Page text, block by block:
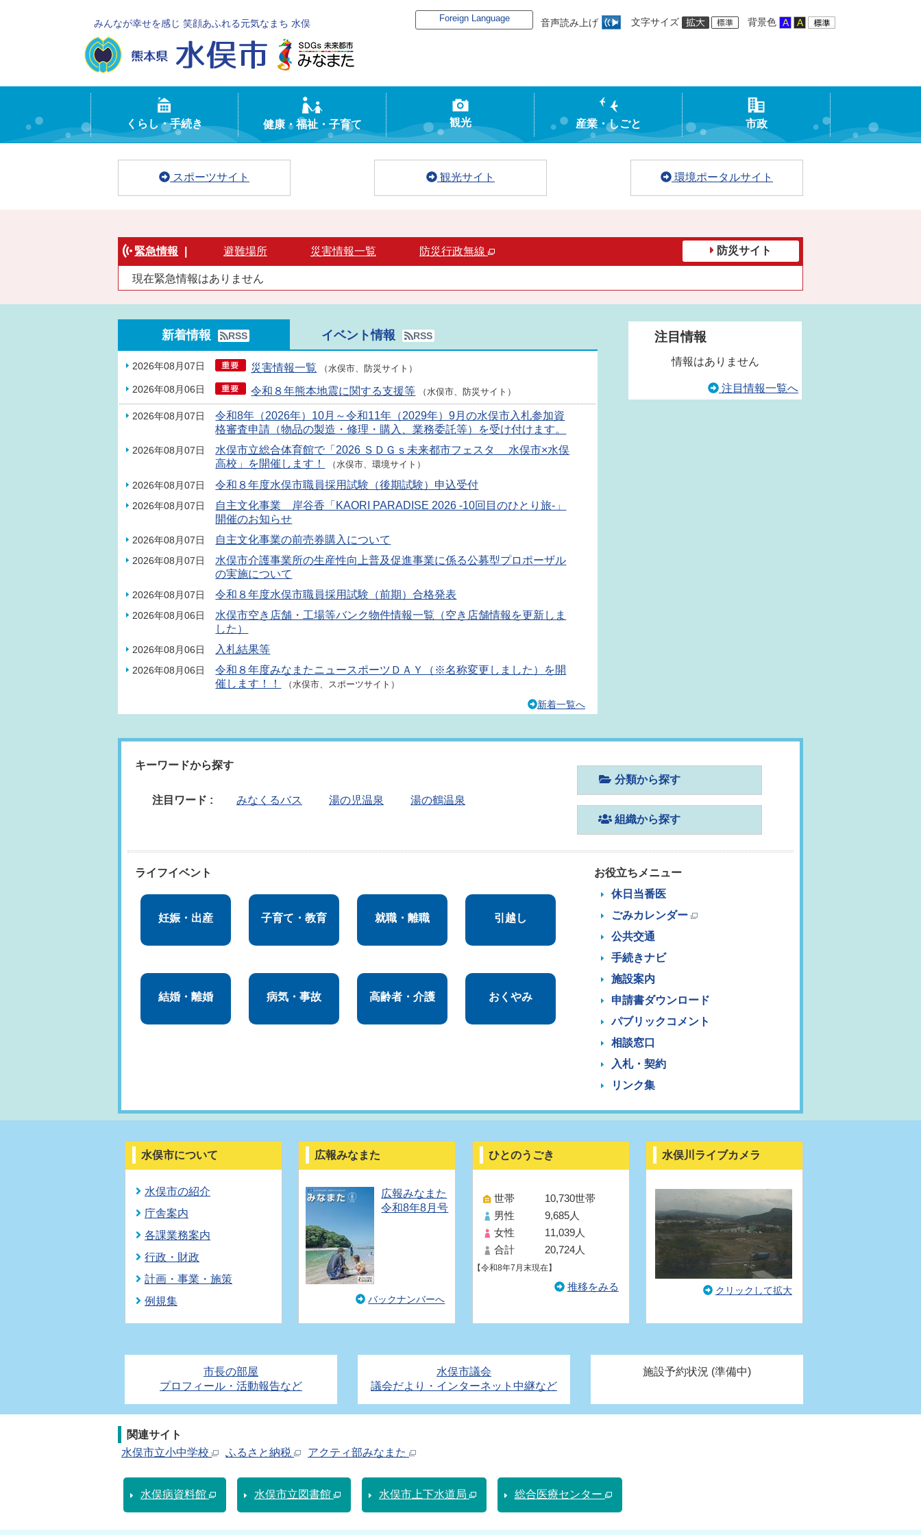
みんなが幸せを感じ 笑顔あふれる元気なまち 水俣 音声読み上げ 文字サイズ 背景色
Foreign Language
くらし・手続き 健康・福祉・子育て 観光 産業・しごと 市政
スポーツサイト 観光サイト 環境ポータルサイト
緊急情報 避難場所 災害情報一覧 防災行政無線 防災サイト
現在緊急情報はありません
新着情報 RSS イベント情報 RSS
2026年08月07日 災害情報一覧 （水俣市、防災サイト）
2026年08月06日 令和８年熊本地震に関する支援等 （水俣市、防災サイト）
2026年08月07日
令和8年（2026年）10月～令和11年（2029年）9月の水俣市入札参加資
格審査申請（物品の製造・修理・購入、業務委託等）を受け付けます。
2026年08月07日
水俣市立総合体育館で「2026 ＳＤＧｓ未来都市フェスタ 水俣市×水俣
高校」を開催します！
（水俣市、環境サイト）
2026年08月07日 令和８年度水俣市職員採用試験（後期試験）申込受付
2026年08月07日
自主文化事業 岸谷香「KAORI PARADISE 2026 -10回目のひとり旅-」
開催のお知らせ
2026年08月07日 自主文化事業の前売券購入について
2026年08月07日
水俣市介護事業所の生産性向上普及促進事業に係る公募型プロポーザル
の実施について
2026年08月07日 令和８年度水俣市職員採用試験（前期）合格発表
2026年08月06日
水俣市空き店舗・工場等バンク物件情報一覧（空き店舗情報を更新しま
した）
2026年08月06日 入札結果等
2026年08月06日
令和８年度みなまたニュースポーツＤＡＹ（※名称変更しました）を開
催します！！
（水俣市、スポーツサイト）
新着一覧へ
注目情報
情報はありません
注目情報一覧へ
キーワードから探す
注目ワード : みなくるバス 湯の児温泉 湯の鶴温泉
分類から探す
組織から探す
ライフイベント
妊娠・出産 子育て・教育 就職・離職 引越し
結婚・離婚 病気・事故 高齢者・介護 おくやみ
お役立ちメニュー
休日当番医
ごみカレンダー
公共交通
手続きナビ
施設案内
申請書ダウンロード
パブリックコメント
相談窓口
入札・契約
リンク集
水俣市について
水俣市の紹介
庁舎案内
各課業務案内
行政・財政
計画・事業・施策
例規集
広報みなまた
広報みなまた
令和8年8月号
バックナンバーへ
ひとのうごき
世帯
10,730世帯
男性
9,685人
女性
11,039人
合計
20,724人
【令和8年7月末現在】
推移をみる
水俣川ライブカメラ
クリックして拡大
市長の部屋
プロフィール・活動報告など
水俣市議会
議会だより・インターネット中継など
施設予約状況 (準備中)
関連サイト
水俣市立小中学校
ふるさと納税 アクティ部みなまた
水俣病資料館 水俣市立図書館 水俣市上下水道局 総合医療センター